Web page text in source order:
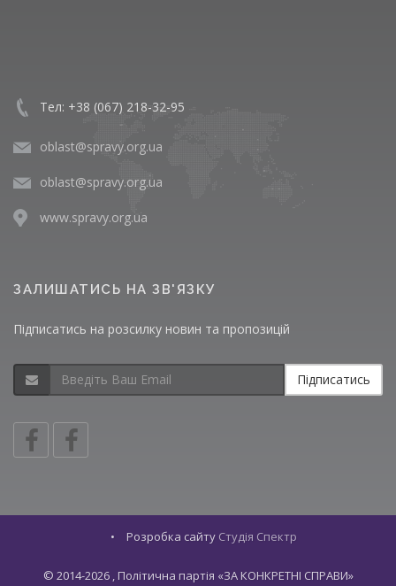
Тел: +38 (067) 218-32-95
oblast@spravy.org.ua
oblast@spravy.org.ua
www.spravy.org.ua
ЗАЛИШАТИСЬ НА ЗВ'ЯЗКУ
Підписатись на розсилку новин та пропозицій
Підписатись
• Розробка сайту Студія Спектр
© 2014-2026 , Політична партія «ЗА КОНКРЕТНІ СПРАВИ»